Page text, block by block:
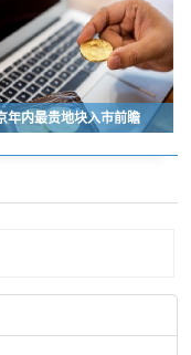
年内最贵地块入市前瞻